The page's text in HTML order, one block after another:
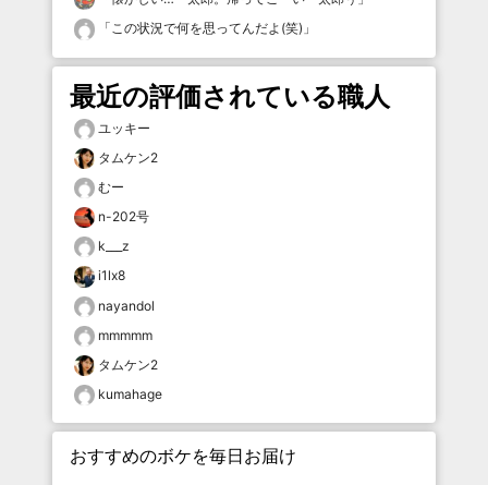
「この状況で何を思ってんだよ(笑) 」
最近の評価されている職人
ユッキー
タムケン2
むー
n-202号
k___z
i1lx8
nayandol
mmmmm
タムケン2
kumahage
おすすめのボケを毎日お届け